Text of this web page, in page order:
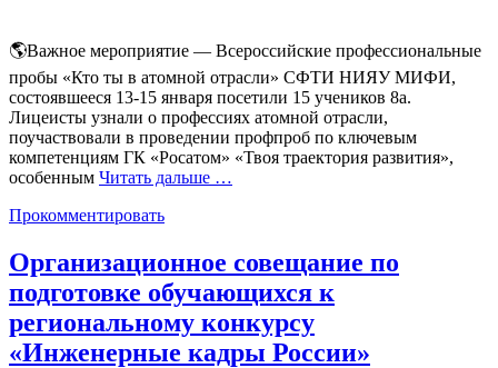
🌎Важное мероприятие — Всероссийские профессиональные
пробы «Кто ты в атомной отрасли» СФТИ НИЯУ МИФИ,
состоявшееся 13-15 января посетили 15 учеников 8а.
Лицеисты узнали о профессиях атомной отрасли,
поучаствовали в проведении профпроб по ключевым
компетенциям ГК «Росатом» «Твоя траектория развития»,
особенным Читать дальше …
Прокомментировать
Организационное совещание по
подготовке обучающихся к
региональному конкурсу
«Инженерные кадры России»